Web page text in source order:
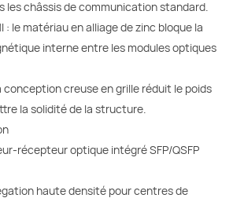
les châssis de communication standard.
: le matériau en alliage de zinc bloque la
interne entre les modules optiques
creuse en grille réduit le poids
la solidité de la structure.
récepteur optique intégré SFP/QSFP
haute densité pour centres de